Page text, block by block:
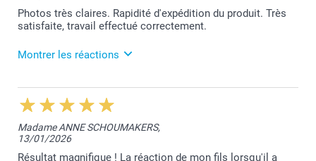
Photos très claires. Rapidité d'expédition du produit. Très
satisfaite, travail effectué correctement.
Montrer les réactions
3/03/2026
13:22
Votre commentaire nous fait très plaisir, merci
beaucoup Angélique. Nous sommes enchantés que
notre travail réponde à vos attentes.
À votre service,
Madame ANNE SCHOUMAKERS,
13/01/2026
Résultat magnifique ! La réaction de mon fils lorsqu'il a